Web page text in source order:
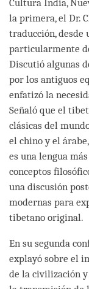
Cultura India,
la primera, el Dr.
traducción, desde
particularmente
Discutió algunas
por los antiguos
enfatizó la
Señaló que el
clásicas del
el chino y el
es una lengua
conceptos
una discusión
modernas para
tibetano original.
En su segunda
explayó sobre el
de la civilización